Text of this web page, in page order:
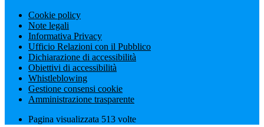
Cookie policy
Note legali
Informativa Privacy
Ufficio Relazioni con il Pubblico
Dichiarazione di accessibilità
Obiettivi di accessibilità
Whistleblowing
Gestione consensi cookie
Amministrazione trasparente
Pagina visualizzata 513 volte